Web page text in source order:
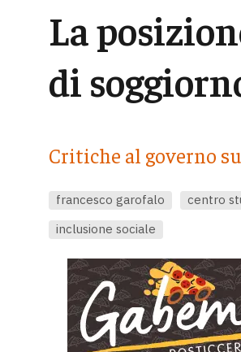
La
di
Critiche al governo
francesco garofalo centro
inclusione sociale